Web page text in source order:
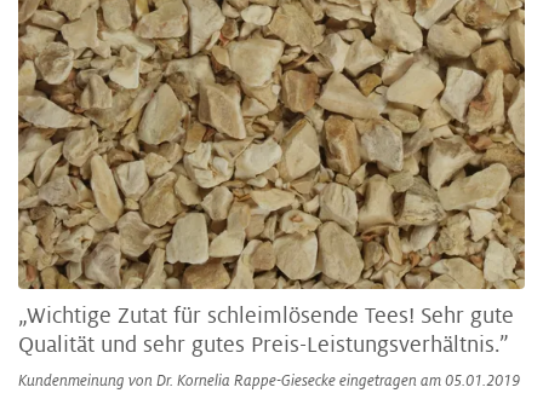
„Wichtige Zutat für schleimlösende Tees! Sehr gute
Qualität und sehr gutes Preis-Leistungsverhältnis.”
Kundenmeinung von Dr. Kornelia Rappe-Giesecke eingetragen am 05.01.2019